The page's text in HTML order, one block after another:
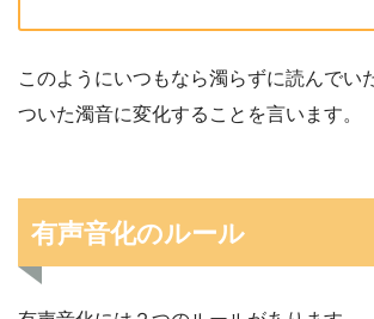
このようにいつもなら濁らずに読んでい
ついた濁音に変化することを言います。
有声音化のルール